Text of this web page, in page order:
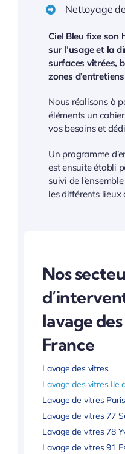
Nettoyage
Ciel Bleu fixe son
sur l’usage et la
surfaces vitrées,
zones
Nous réalisons à
éléments un
vos besoins et
Un programme
est ensuite établi
suivi de
les différents lieux
Nos
lavage
France
Lavage des vitres
Lavage des vitres Ile
Lavage de vitres
Lavage de vitres 77
Lavage de vitres 78
Lavage de vitres 91